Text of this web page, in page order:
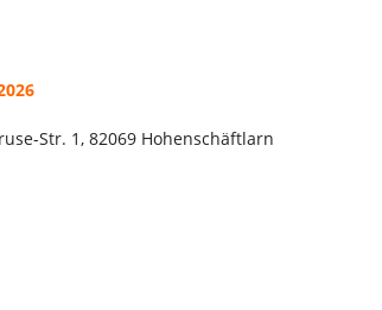
Str. 1, 82069 Hohenschäftlarn